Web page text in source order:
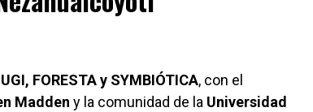
FORESTA y SYMBIÓTICA, con el
Madden y la comunidad de la Universidad